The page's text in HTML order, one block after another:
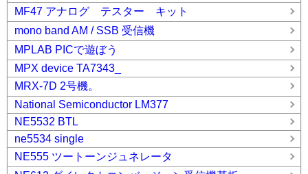
MF47 アナログ テスター キット
mono band AM / SSB 受信機
MPLAB PICで遊ぼう
MPX device TA7343_
MRX-7D 2号機。
National Semiconductor LM377
NE5532 BTL
ne5534 single
NE555 ツートーンジュネレータ